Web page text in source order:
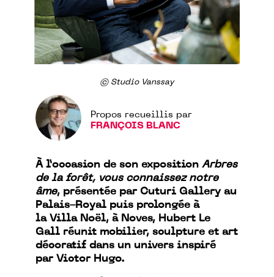
© Studio Vanssay
Propos recueillis par
FRANÇOIS BLANC
À l’occasion de son exposition Arbres
de la forêt, vous connaissez notre
âme, présentée par Cuturi Gallery au
Palais-Royal puis prolongée à
la Villa Noël, à Noves, Hubert Le
Gall réunit mobilier, sculpture et art
décoratif dans un univers inspiré
par Victor Hugo.